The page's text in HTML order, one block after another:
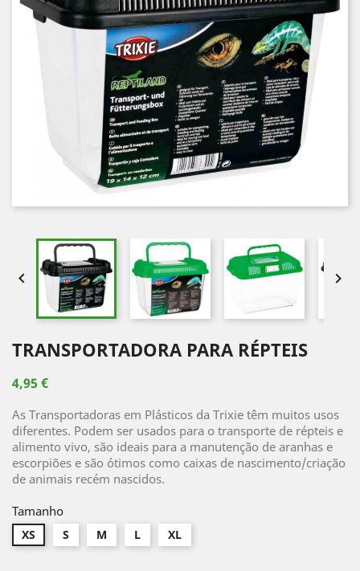
 
TRANSPORTADORA PARA RÉPTEIS
4,95 €
As Transportadoras em Plásticos da Trixie têm muitos usos
diferentes. Podem ser usados para o transporte de répteis e
alimento vivo, são ideais para a manutenção de aranhas e
escorpiões e são ótimos como caixas de nascimento/criação
de animais recém nascidos.
Tamanho
XS S M L XL